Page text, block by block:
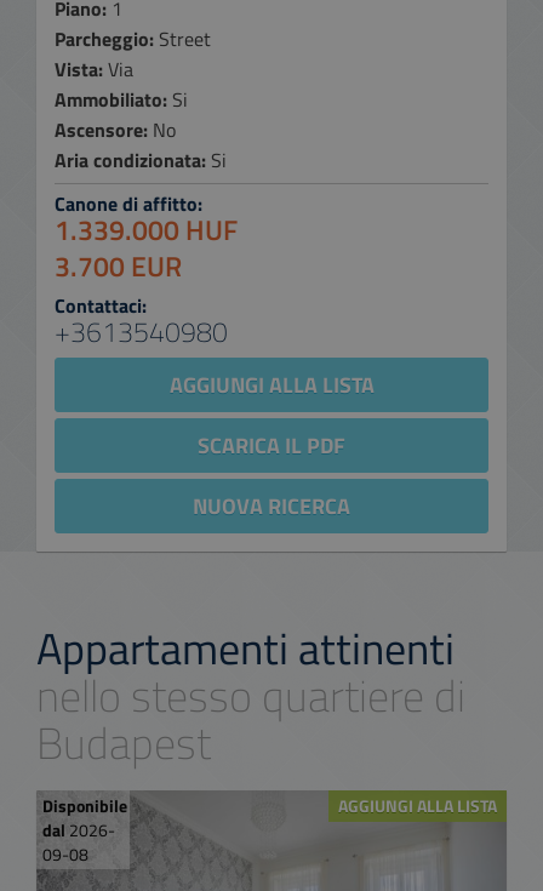
Piano: 1
Parcheggio: Street
Vista: Via
Ammobiliato: Si
Ascensore: No
Aria condizionata: Si
Canone di affitto:
1.339.000 HUF
3.700 EUR
Contattaci:
+3613540980
AGGIUNGI ALLA LISTA
SCARICA IL PDF
NUOVA RICERCA
Appartamenti attinenti
nello stesso quartiere di
Budapest
Disponibile
dal 2026-
09-08
AGGIUNGI ALLA LISTA